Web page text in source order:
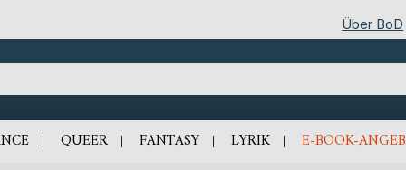
Über BoD
QUEER FANTASY LYRIK E-BOOK-